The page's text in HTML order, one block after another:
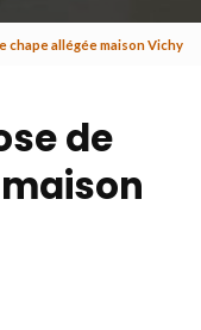
chape allégée maison Vichy
de